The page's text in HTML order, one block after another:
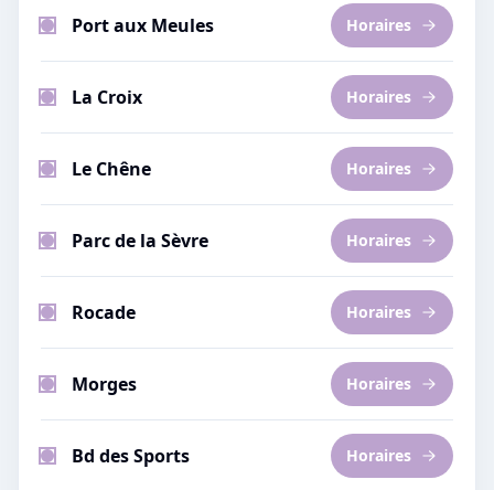
Port aux Meules Horaires
La Croix Horaires
Le Chêne Horaires
Parc de la Sèvre Horaires
Rocade Horaires
Morges Horaires
Bd des Sports Horaires